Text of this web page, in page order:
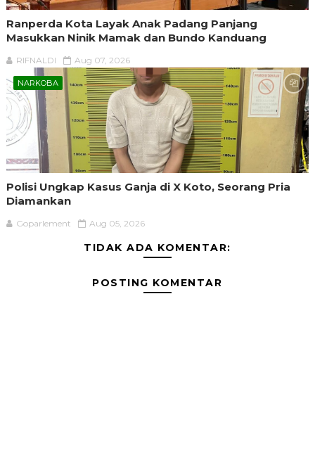
Ranperda Kota Layak Anak Padang Panjang
Masukkan Ninik Mamak dan Bundo Kanduang
RIFNALDI Aug 07, 2026
NARKOBA
Polisi Ungkap Kasus Ganja di X Koto, Seorang Pria
Diamankan
Goparlement Aug 05, 2026
TIDAK ADA KOMENTAR:
POSTING KOMENTAR